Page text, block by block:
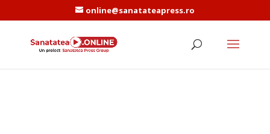
online@sanatateapress.ro